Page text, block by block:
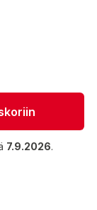
7.9.2026.